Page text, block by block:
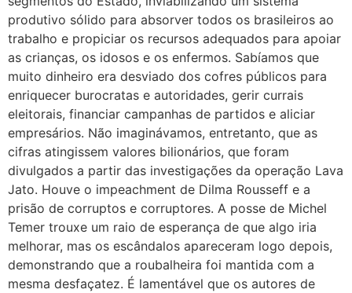
produtivo sólido para absorver todos os brasileiros ao
trabalho e propiciar os recursos adequados para apoiar
as crianças, os idosos e os enfermos. Sabíamos que
muito dinheiro era desviado dos cofres públicos para
enriquecer burocratas e autoridades, gerir currais
eleitorais, financiar campanhas de partidos e aliciar
empresários. Não imaginávamos, entretanto, que as
cifras atingissem valores bilionários, que foram
divulgados a partir das investigações da operação Lava
Jato. Houve o impeachment de Dilma Rousseff e a
prisão de corruptos e corruptores. A posse de Michel
Temer trouxe um raio de esperança de que algo iria
melhorar, mas os escândalos apareceram logo depois,
demonstrando que a roubalheira foi mantida com a
mesma desfaçatez. É lamentável que os autores de